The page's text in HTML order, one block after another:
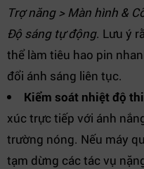
Trợ năng > Màn hình &
Độ sáng tự động. Lưu ý
thể làm tiêu hao pin
đổi ánh sáng liên tục.
Kiểm soát nhiệt độ
xúc trực tiếp với ánh
trường nóng. Nếu máy
tạm dừng các tác vụ